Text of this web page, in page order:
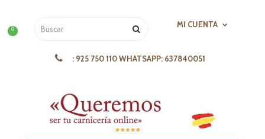
0 MI CUENTA
: 925 750 110 WHATSAPP: 637840051